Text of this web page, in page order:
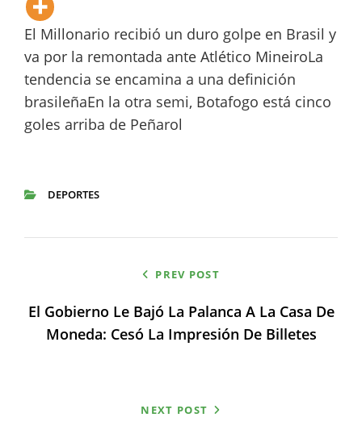
El Millonario recibió un duro golpe en Brasil y
va por la remontada ante Atlético MineiroLa
tendencia se encamina a una definición
brasileñaEn la otra semi, Botafogo está cinco
goles arriba de Peñarol
DEPORTES
entradas
PREV POST
El Gobierno Le Bajó La Palanca A La Casa De
Moneda: Cesó La Impresión De Billetes
NEXT POST